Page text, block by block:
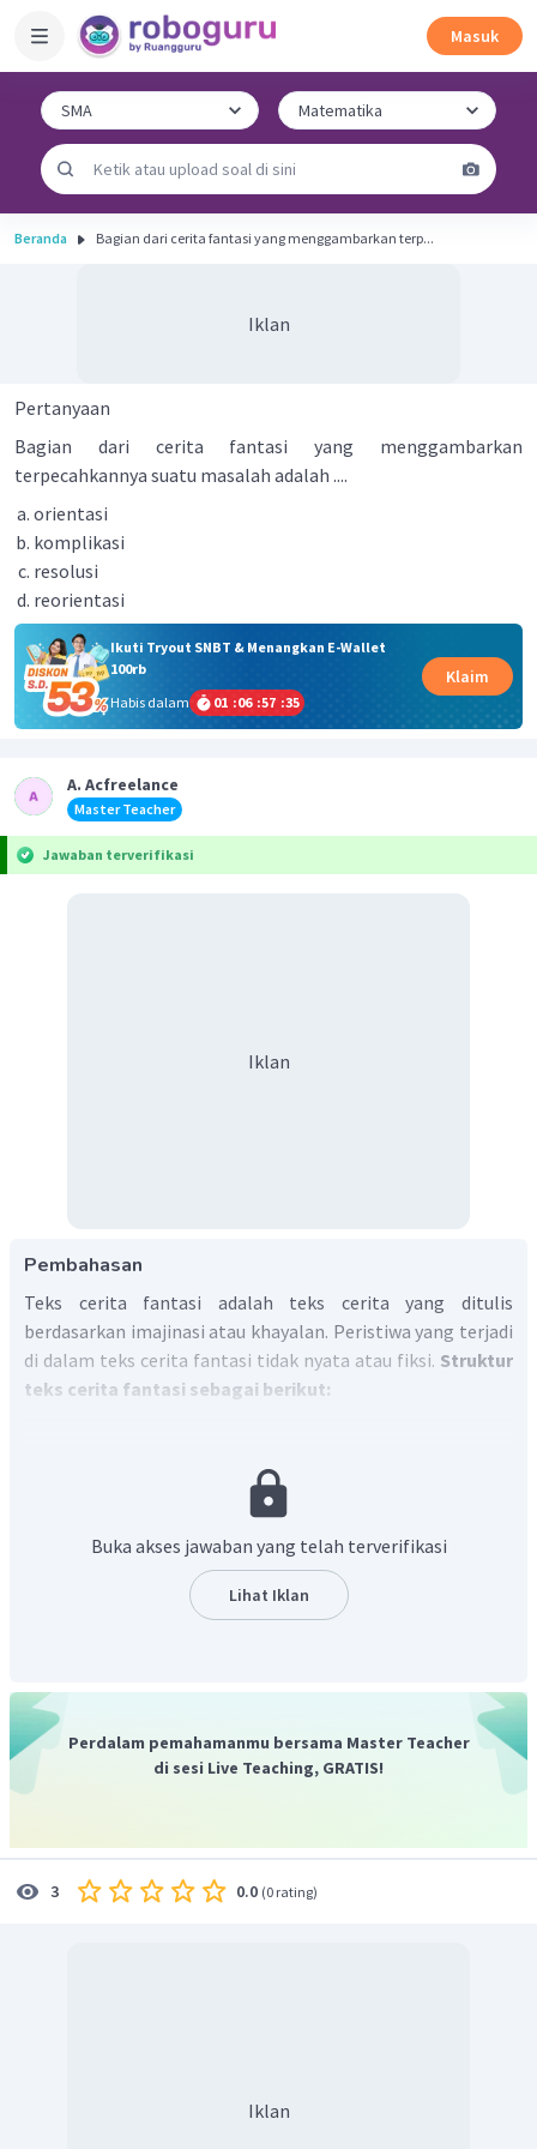
Masuk
Beranda Bagian dari cerita fantasi yang menggambarkan terp...
Iklan
Pertanyaan
Bagian dari cerita fantasi yang menggambarkan
terpecahkannya suatu masalah adalah ....
orientasi
komplikasi
resolusi
reorientasi
Ikuti Tryout SNBT & Menangkan E-Wallet
100rb
Habis dalam
01 :06 :57 :35
Klaim
A. Acfreelance
Master Teacher
Jawaban terverifikasi
Iklan
Pembahasan
Teks cerita fantasi adalah teks cerita yang ditulis
berdasarkan imajinasi atau khayalan. Peristiwa yang terjadi
di dalam teks cerita fantasi tidak nyata atau fiksi. Struktur
teks cerita fantasi sebagai berikut:
: berisi masalah yang dihadapi tokoh
Resolusi: berisi penyelesaian dari masalah yang
dihadapi tokoh dalam cerita.
: akhir atau pesan cerita (bersifat opsional).
Berdasarkan penjelasan di atas, bagian dari cerita
fantasi yang menggambarkan terpecahkannya suatu
masalah adalah resolusi.
Dengan demikian, jawaban yang benar adalah pilihan C.
Buka akses jawaban yang telah terverifikasi
Lihat Iklan
Perdalam pemahamanmu bersama Master Teacher
di sesi Live Teaching, GRATIS!
3 0.0 (0 rating)
Iklan